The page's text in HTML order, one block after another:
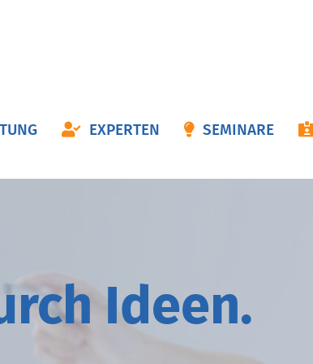
EXPERTEN SEMINARE
I deen.